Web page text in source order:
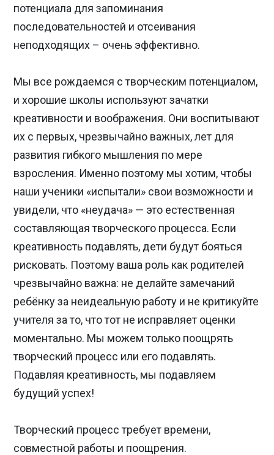
потенциала для запоминания
последовательностей и отсеивания
неподходящих – очень эффективно.
Мы все рождаемся с творческим потенциалом,
и хорошие школы используют зачатки
креативности и воображения. Они воспитывают
их с первых, чрезвычайно важных, лет для
развития гибкого мышления по мере
взросления. Именно поэтому мы хотим, чтобы
наши ученики «испытали» свои возможности и
увидели, что «неудача» — это естественная
составляющая творческого процесса. Если
креативность подавлять, дети будут бояться
рисковать. Поэтому ваша роль как родителей
чрезвычайно важна: не делайте замечаний
ребёнку за неидеальную работу и не критикуйте
учителя за то, что тот не исправляет оценки
моментально. Мы можем только поощрять
творческий процесс или его подавлять.
Подавляя креативность, мы подавляем
будущий успех!
Творческий процесс требует времени,
совместной работы и поощрения.